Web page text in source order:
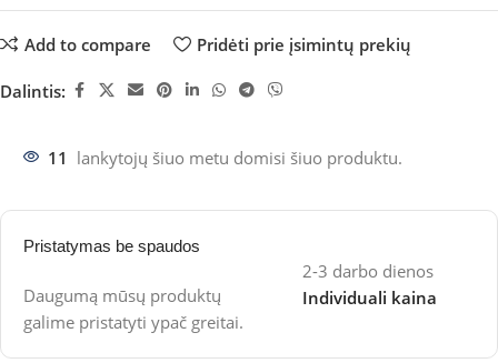
Add to compare Pridėti prie įsimintų prekių
Dalintis:
11 lankytojų šiuo metu domisi šiuo produktu.
Pristatymas be spaudos
Daugumą mūsų produktų
galime pristatyti ypač greitai.
2-3 darbo dienos
Individuali kaina